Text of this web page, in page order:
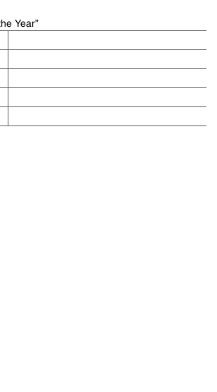
AND INVESTMENT-
ENTERPRISES
Year”